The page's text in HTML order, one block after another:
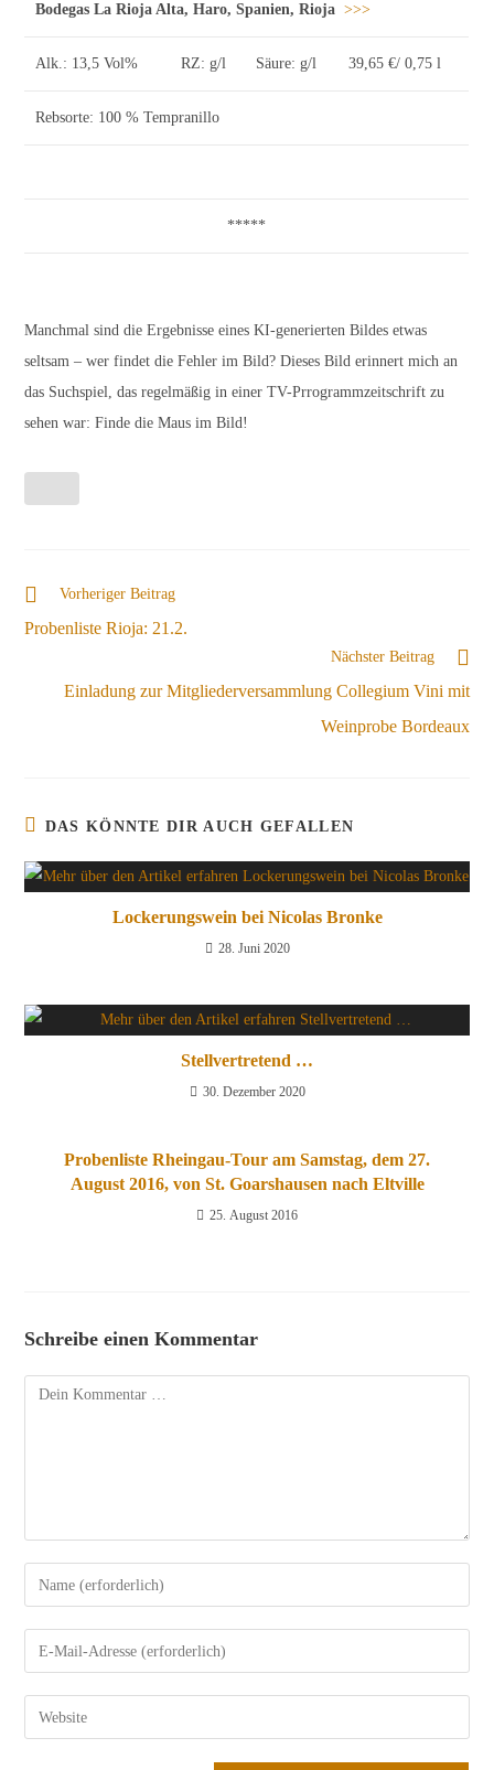
Bodegas La Rioja Alta, Haro, Spanien, Rioja >>>
Alk.: 13,5 Vol% RZ: g/l Säure: g/l 39,65 €/ 0,75 l
Rebsorte: 100 % Tempranillo
*****
Manchmal sind die Ergebnisse eines KI-generierten Bildes etwas
seltsam – wer findet die Fehler im Bild? Dieses Bild erinnert mich an
das Suchspiel, das regelmäßig in einer TV-Prrogrammzeitschrift zu
sehen war: Finde die Maus im Bild!
Vorheriger Beitrag
Probenliste Rioja: 21.2.
Nächster Beitrag
Einladung zur Mitgliederversammlung Collegium Vini mit
Weinprobe Bordeaux
DAS KÖNNTE DIR AUCH GEFALLEN
Lockerungswein bei Nicolas Bronke
28. Juni 2020
Stellvertretend …
30. Dezember 2020
Probenliste Rheingau-Tour am Samstag, dem 27.
August 2016, von St. Goarshausen nach Eltville
25. August 2016
Schreibe einen Kommentar